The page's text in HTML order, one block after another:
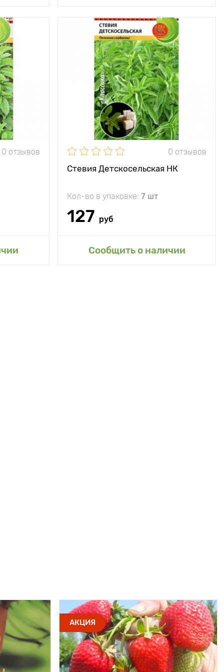
0 отзывов 0 отзывов
Стевия Детскосельская НК
Кол-во в упаковке: 7 шт
127 руб
Сообщить о наличии
Добавить в мой сад
АКЦИЯ